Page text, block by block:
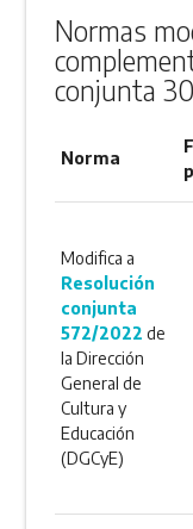
Normas
conjunta
Norma
Modifica a
Resolución
conjunta
572/2022 de
la Dirección
General de
Cultura y
Educación
(DGCyE)